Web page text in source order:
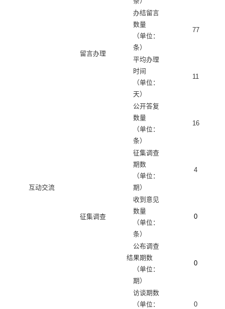
互动交流
留言办理
办结留言
数量
（单位：
条）
77
平均办理
时间
（单位：
天）
11
公开答复
数量
（单位：
条）
16
征集调查
征集调查
期数
（单位：
期）
4
收到意见
数量
（单位：
条）
0
公布调查
结果期数
（单位：
期）
0
访谈期数
（单位：
0